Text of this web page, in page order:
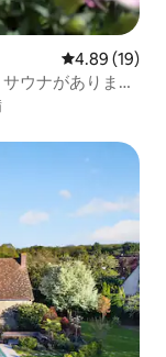
レビュー19
4.89 (19)
ウナがありま